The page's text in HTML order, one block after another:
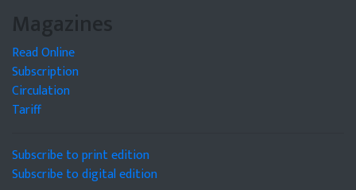
Magazines
Read Online
Subscription
Circulation
Tariff
Subscribe to print edition
Subscribe to digital edition